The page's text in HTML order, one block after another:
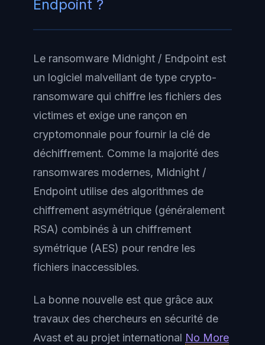
Endpoint ?
Le ransomware Midnight / Endpoint est
un logiciel malveillant de type crypto-
ransomware qui chiffre les fichiers des
victimes et exige une rançon en
cryptomonnaie pour fournir la clé de
déchiffrement. Comme la majorité des
ransomwares modernes, Midnight /
Endpoint utilise des algorithmes de
chiffrement asymétrique (généralement
RSA) combinés à un chiffrement
symétrique (AES) pour rendre les
fichiers inaccessibles.
La bonne nouvelle est que grâce aux
travaux des chercheurs en sécurité de
Avast et au projet international No More